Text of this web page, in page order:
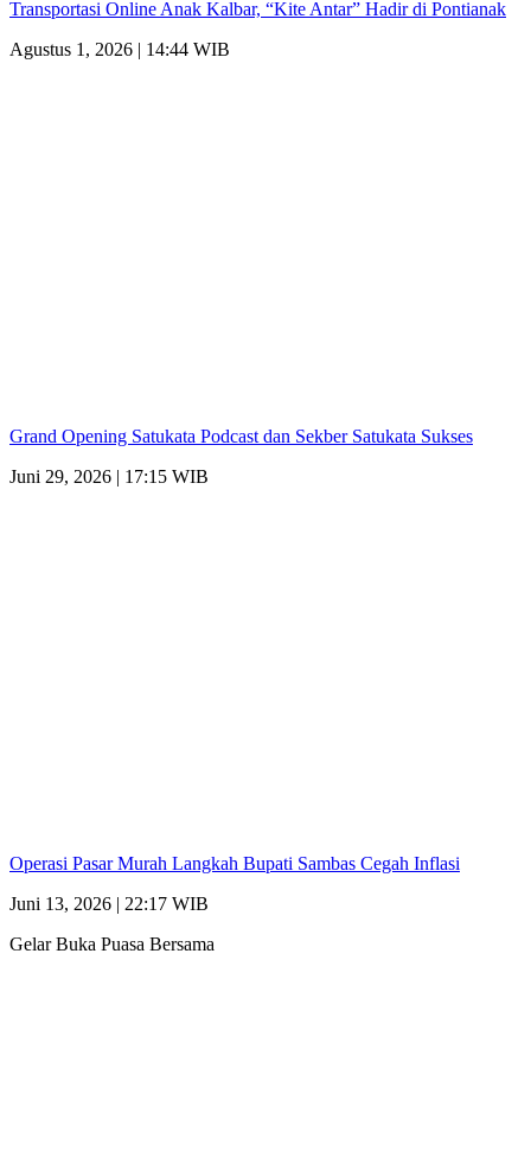
Transportasi Online Anak Kalbar, “Kite Antar” Hadir di Pontianak
Agustus 1, 2026 | 14:44 WIB
Grand Opening Satukata Podcast dan Sekber Satukata Sukses
Juni 29, 2026 | 17:15 WIB
Operasi Pasar Murah Langkah Bupati Sambas Cegah Inflasi
Juni 13, 2026 | 22:17 WIB
Gelar Buka Puasa Bersama